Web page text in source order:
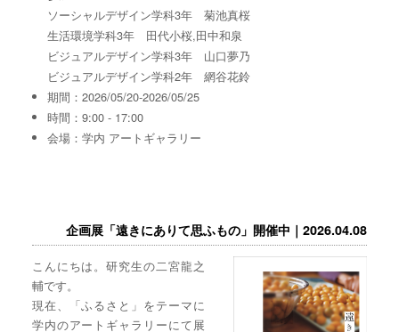
ソーシャルデザイン学科3年 菊池真桜
生活環境学科3年 田代小桜,田中和泉
ビジュアルデザイン学科3年 山口夢乃
ビジュアルデザイン学科2年 網谷花鈴
期間：2026/05/20-2026/05/25
時間：9:00 - 17:00
会場：学内 アートギャラリー
企画展「遠きにありて思ふもの」開催中｜2026.04.08
こんにちは。研究生の二宮龍之
輔です。
現在、「ふるさと」をテーマに
学内のアートギャラリーにて展